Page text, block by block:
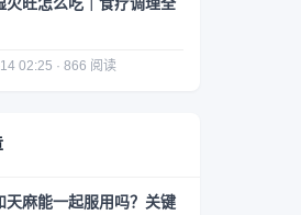
02:25 · 866 阅读
天麻能一起服用吗？关键